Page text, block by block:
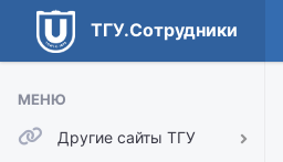
ТГУ.Сотрудники
МЕНЮ
Другие сайты ТГУ